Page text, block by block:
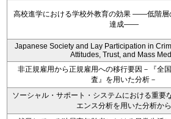
高校進学における学校外教育の効果 ――低階層
達成――
Japanese Society and Lay Participation in
Attitudes, Trust, and Mass
非正規雇用から正規雇用への移行要因－『全
査』を用いた分析－
ソーシャル・サポート・システムにおける重要
エンス分析を用いた分析から